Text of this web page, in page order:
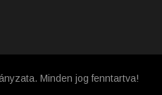
Minden jog fenntartva!